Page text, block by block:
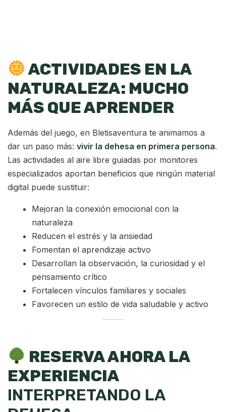
ACTIVIDADES EN LA
NATURALEZA: MUCHO
MÁS QUE APRENDER
Además del juego, en Bletisaventura te animamos a
dar un paso más: vivir la dehesa en primera persona.
Las actividades al aire libre guiadas por monitores
especializados aportan beneficios que ningún material
digital puede sustituir:
Mejoran la conexión emocional con la
naturaleza
Reducen el estrés y la ansiedad
Fomentan el aprendizaje activo
Desarrollan la observación, la curiosidad y el
pensamiento crítico
Fortalecen vínculos familiares y sociales
Favorecen un estilo de vida saludable y activo
RESERVA AHORA LA
EXPERIENCIA
INTERPRETANDO LA